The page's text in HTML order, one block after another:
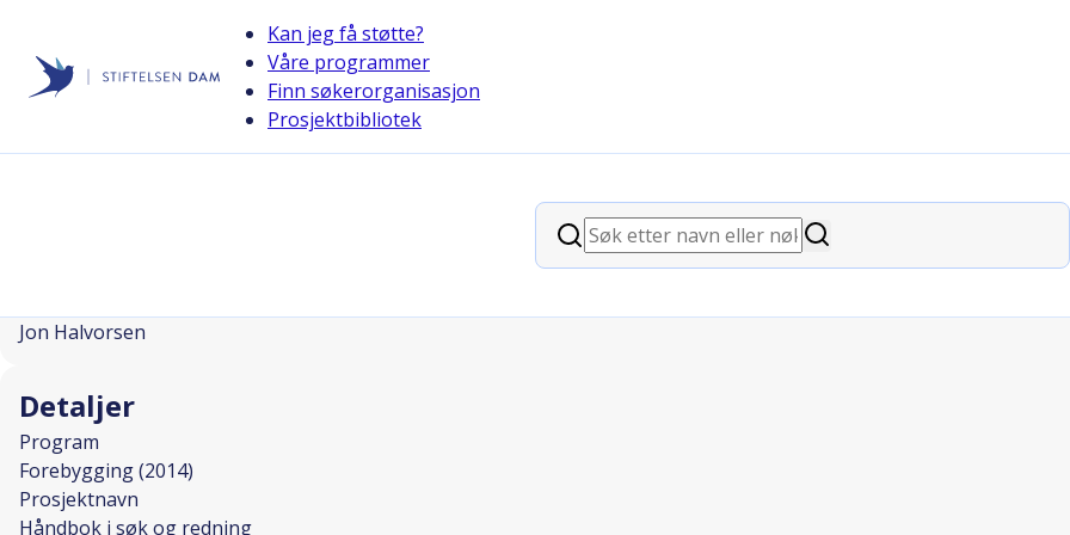
Kan jeg få støtte?
Våre programmer
Finn søkerorganisasjon
Prosjektbibliotek
Søk
Søk
Jon Halvorsen
Detaljer
Program
Forebygging (2014)
Prosjektnavn
Håndbok i søk og redning